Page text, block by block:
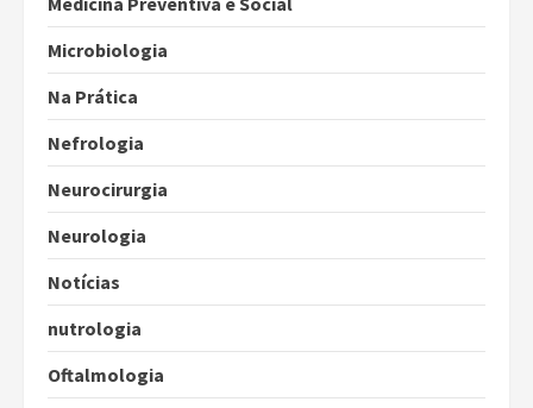
Microbiologia
Na Prática
Nefrologia
Neurocirurgia
Neurologia
Notícias
nutrologia
Oftalmologia